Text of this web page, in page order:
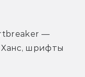
—
шрифты